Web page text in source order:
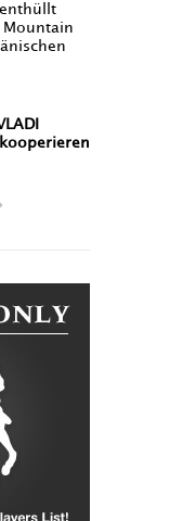
Mountain
kooperieren